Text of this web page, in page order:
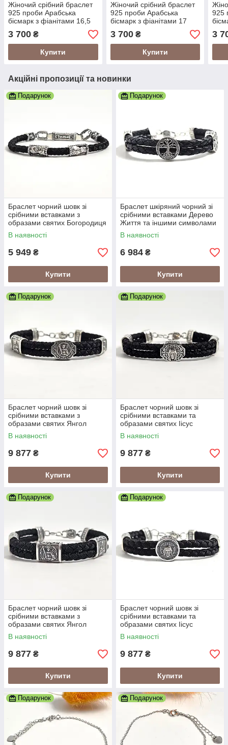
Жіночий срібний браслет
925 проби Арабська
бісмарк з фіанітами 16,5
3 700 ₴
Купити
Жіночий срібний браслет
925 проби Арабська
бісмарк з фіанітами 17
3 700₴
Купити
925
3
Акційні пропозиції та новинки
Подарунок
Браслет чорний шовк зі
срібними вставками з
образами святих Богородиця
та Спаситель
В наявності
5 949 ₴
Купити
Подарунок
Браслет шкіряний чорний зі
срібними вставками Дерево
Життя та іншими символами
В наявності
6 984 ₴
Купити
Подарунок
Браслет чорний шовк зі
срібними вставками з
образами святих Янгол
Охоронець
В наявності
9 877 ₴
Купити
Подарунок
Браслет чорний шовк зі
срібними вставками та
образами святих Іісус
Христос
В наявності
9 877 ₴
Купити
Подарунок
Браслет чорний шовк зі
срібними вставками з
образами святих Янгол
Охоронець
В наявності
9 877 ₴
Купити
Подарунок
Браслет чорний шовк зі
срібними вставками та
образами святих Іісус
Христос
В наявності
9 877 ₴
Купити
Подарунок Подарунок